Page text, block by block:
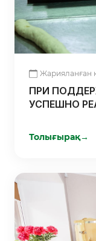
Жарияланған
ПРИ
УСПЕШНО РЕАЛИЗУЮТСЯ БИЗНЕС-
Толығырақ→